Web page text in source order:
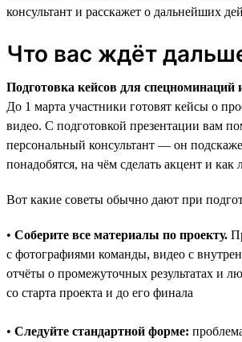
консультант и расскажет о дальнейших
Что вас ждёт
Подготовка кейсов для спецноминаций
До 1 марта участники готовят кейсы о
видео. С подготовкой презентации вам
персональный консультант — он
понадобятся, на чём сделать акцент и
Вот какие советы обычно дают при
• Соберите все материалы по проекту.
с фотографиями команды, видео с
отчёты о промежуточных результатах и
со старта проекта и до его финала
• Следуйте стандартной форме: